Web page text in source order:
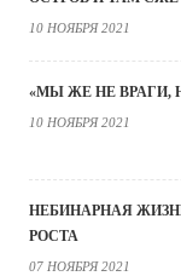
10 НОЯБРЯ 2021
«МЫ ЖЕ НЕ ВРАГИ,
10 НОЯБРЯ 2021
НЕБИНАРНАЯ
РОСТА
07 НОЯБРЯ 2021